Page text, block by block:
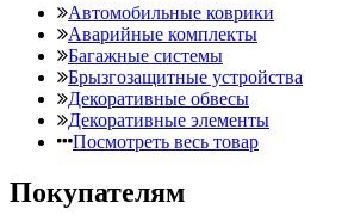
Автомобильные коврики
Аварийные комплекты
Багажные системы
Брызгозащитные устройства
Декоративные обвесы
Декоративные элементы
Посмотреть весь товар
Покупателям